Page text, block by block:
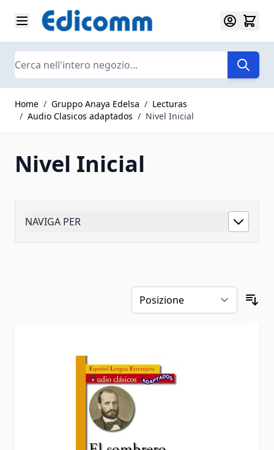
Salta al contenuto
Search
Home / Gruppo Anaya Edelsa / Lecturas
/ Audio Clasicos adaptados / Nivel Inicial
Nivel Inicial
NAVIGA PER